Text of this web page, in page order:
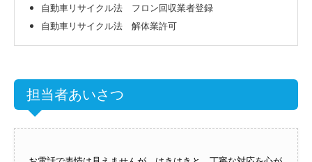
自動車リサイクル法 フロン回収業者登録
自動車リサイクル法 解体業許可
担当者あいさつ